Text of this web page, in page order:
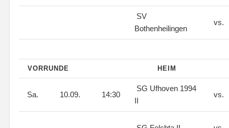
SV
Bothenheilingen
vs.
VORRUNDE HEIM
Sa. 10.09. 14:30
SG Ufhoven 1994
II
vs.